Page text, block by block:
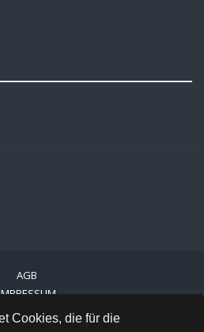
Cookies, die für die
AGB
VERSAND